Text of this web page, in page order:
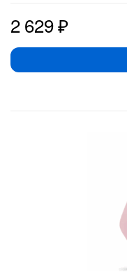
2 629₽